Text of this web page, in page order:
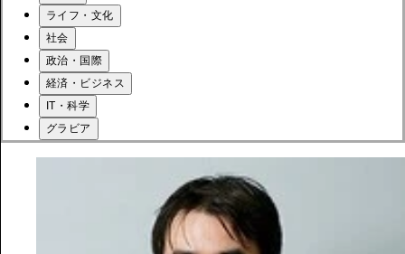
ライフ・文化
社会
政治・国際
経済・ビジネス
IT・科学
グラビア